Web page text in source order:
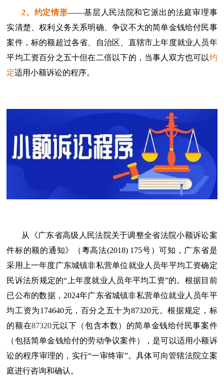
2、约定情形——基层人民法院和它派出的法庭审理事
实清楚、权利义务关系明确、争议不大的简单金钱给付民事
案件，标的额超过各省、自治区、直辖市上年度就业人员年
平均工资百分之五十但在二倍以下的，当事人双方也可以约
定适用小额诉讼的程序。
从《广东省高级人民法院关于调整全省法院小额诉讼案
件标的额的通知》（粵高法(2018) 175号）可知，广东省是
采用上一年度广东城镇非私营单位就业人员年平均工资确定
民诉法所规定的“上年度就业人员年平均工资”的。根据目前
已公布的数据，2024年广东省城镇非私营单位就业人员年平
均工资为174640元，百分之五十为87320元。根据规定，标
的额在87320元以下（包含本数）的简单金钱给付民事案件
（包括简单金钱给付的劳动争议案件），是可以适用小额诉
讼的程序审理的，实行“一审终审”。具体可向管辖法院立案
庭进行咨询和确认。